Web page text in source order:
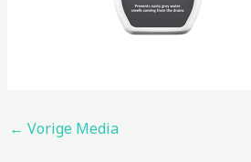
← Vorige Media